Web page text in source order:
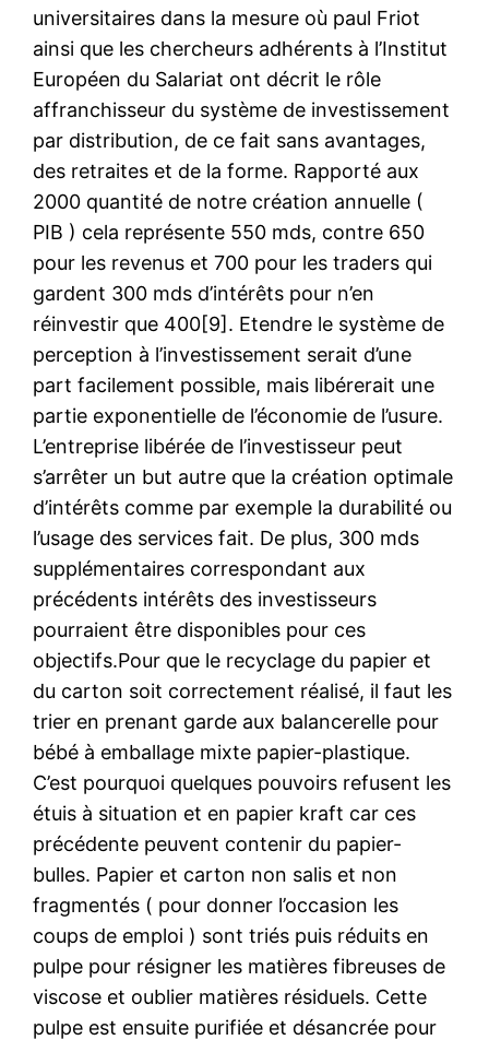
universitaires dans la mesure où paul Friot
ainsi que les chercheurs adhérents à l’Institut
Européen du Salariat ont décrit le rôle
affranchisseur du système de investissement
par distribution, de ce fait sans avantages,
des retraites et de la forme. Rapporté aux
2000 quantité de notre création annuelle (
PIB ) cela représente 550 mds, contre 650
pour les revenus et 700 pour les traders qui
gardent 300 mds d’intérêts pour n’en
réinvestir que 400[9]. Etendre le système de
perception à l’investissement serait d’une
part facilement possible, mais libérerait une
partie exponentielle de l’économie de l’usure.
L’entreprise libérée de l’investisseur peut
s’arrêter un but autre que la création optimale
d’intérêts comme par exemple la durabilité ou
l’usage des services fait. De plus, 300 mds
supplémentaires correspondant aux
précédents intérêts des investisseurs
pourraient être disponibles pour ces
objectifs.Pour que le recyclage du papier et
du carton soit correctement réalisé, il faut les
trier en prenant garde aux balancerelle pour
bébé à emballage mixte papier-plastique.
C’est pourquoi quelques pouvoirs refusent les
étuis à situation et en papier kraft car ces
précédente peuvent contenir du papier-
bulles. Papier et carton non salis et non
fragmentés ( pour donner l’occasion les
coups de emploi ) sont triés puis réduits en
pulpe pour résigner les matières fibreuses de
viscose et oublier matières résiduels. Cette
pulpe est ensuite purifiée et désancrée pour